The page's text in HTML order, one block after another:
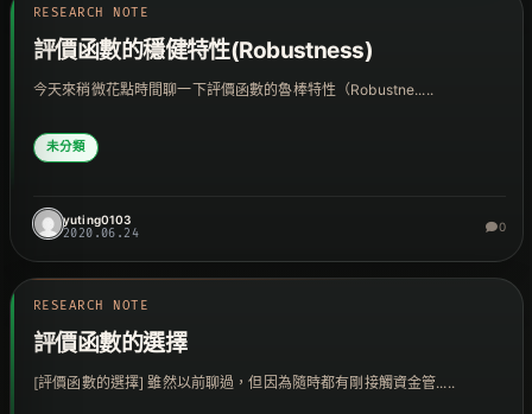
RESEARCH NOTE
評價函數的穩健特性(Robustness)
今天來稍微花點時間聊一下評價函數的魯棒特性（Robustne.....
未分類
yuting0103
2020.06.24
0
RESEARCH NOTE
評價函數的選擇
[評價函數的選擇] 雖然以前聊過，但因為隨時都有剛接觸資金管.....